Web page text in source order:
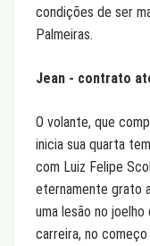
condições de ser
Palmeiras.
Jean - contrato
O volante, que
inicia sua quarta
com Luiz Felipe
eternamente grato
uma lesão no
carreira, no